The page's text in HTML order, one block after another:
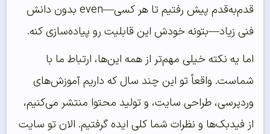
قدم‌به‌قدم پیش رفتیم تا هر کسی—even بدون دانش
فنی زیاد—بتونه خودش این قابلیت رو پیاده‌سازی کنه.
اما یه نکته خیلی مهم‌تر از همه این‌ها، ارتباط ما با
شماست. واقعاً تو این چند سال که داریم آموزش‌های
وردپرسی، طراحی سایت، و تولید محتوا منتشر می‌کنیم،
از فیدبک‌ها و نظرات شما کلی ایده گرفتیم. الان تو سایت